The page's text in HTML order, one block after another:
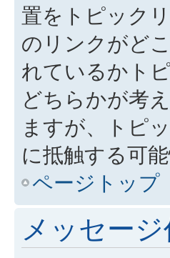
置をトピック
のリンクがど
れているかト
どちらかが考
ますが、トピ
に抵触する可
ページトップ
メッセー